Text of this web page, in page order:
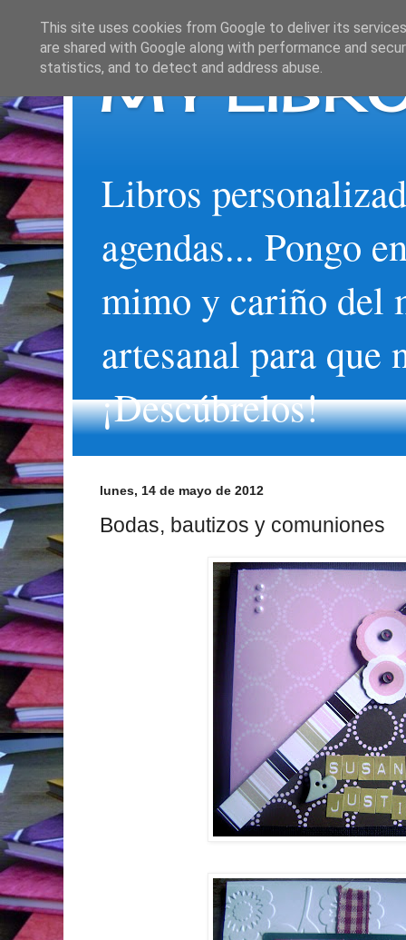
MY
Libros
agendas... Pongo
mimo y cariño del
artesanal para que
¡Descúbrelos!
lunes, 14 de mayo de 2012
Bodas, bautizos y comuniones
This site uses cookies from Google to deliver its
are shared with Google along with performance and
statistics, and to detect and address abuse.